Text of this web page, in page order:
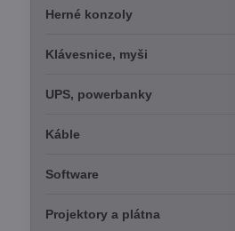
Herné konzoly
Klávesnice, myši
UPS, powerbanky
Káble
Software
Projektory a plátna